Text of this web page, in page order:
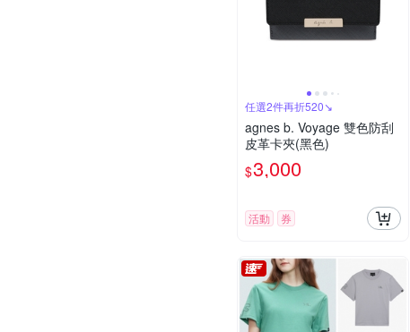
任選2件再折520↘
agnes b. Voyage 雙色防刮
皮革卡夾(黑色)
$3,000
活動 券